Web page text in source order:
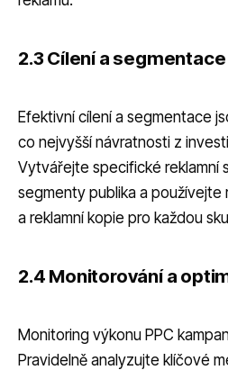
2.3 Cílení a
Efektivní cílení a segmentace
co nejvyšší návratnosti z
Vytvářejte specifické reklamní
segmenty publika a používejte
a reklamní kopie pro každou
2.4 Monitorování a
Monitoring výkonu PPC
Pravidelně analyzujte klíčové